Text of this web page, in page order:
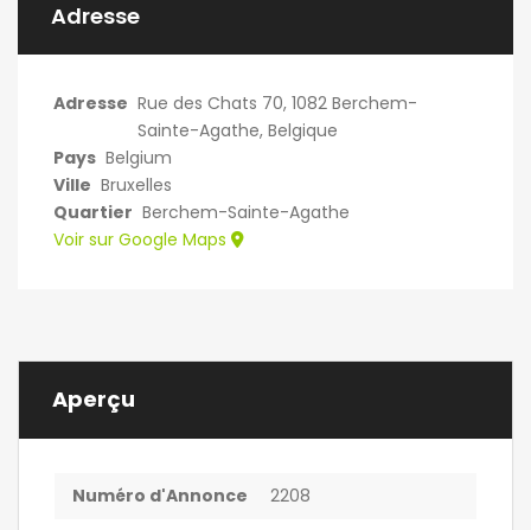
Adresse
Adresse Rue des Chats 70, 1082 Berchem-
Sainte-Agathe, Belgique
Pays Belgium
Ville Bruxelles
Quartier Berchem-Sainte-Agathe
Voir sur Google Maps
Aperçu
Numéro d'Annonce 2208